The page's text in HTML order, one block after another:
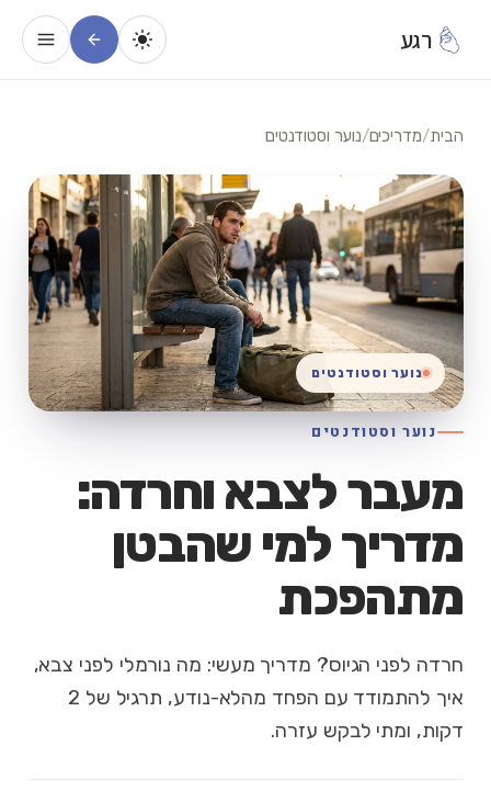
רגע
הבית/מדריכים/נוער וסטודנטים
נוער וסטודנטים
מעבר לצבא וחרדה:
מדריך למי שהבטן
מתהפכת
חרדה לפני הגיוס? מדריך מעשי: מה נורמלי לפני צבא,
איך להתמודד עם הפחד מהלא-נודע, תרגיל של 2
דקות, ומתי לבקש עזרה.
נוער וסטודנטים